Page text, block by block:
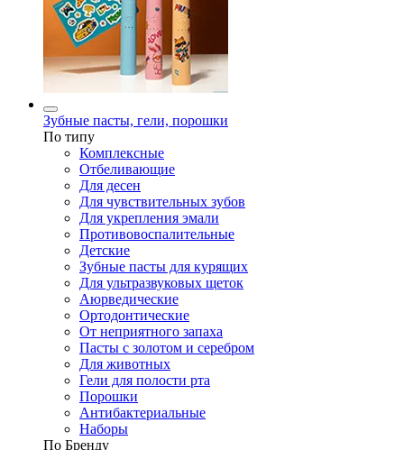
Зубные пасты, гели, порошки
По типу
Комплексные
Отбеливающие
Для десен
Для чувствительных зубов
Для укрепления эмали
Противовоспалительные
Детские
Зубные пасты для курящих
Для ультразвуковых щеток
Аюрведические
Ортодонтические
От неприятного запаха
Пасты с золотом и серебром
Для животных
Гели для полости рта
Порошки
Антибактериальные
Наборы
По Бренду